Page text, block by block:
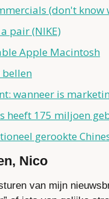
(don't know
pair (NIKE)
Apple Macintosh
bellen
wanneer is
heeft 175 miljoen
gerookte
Nico
van mijn